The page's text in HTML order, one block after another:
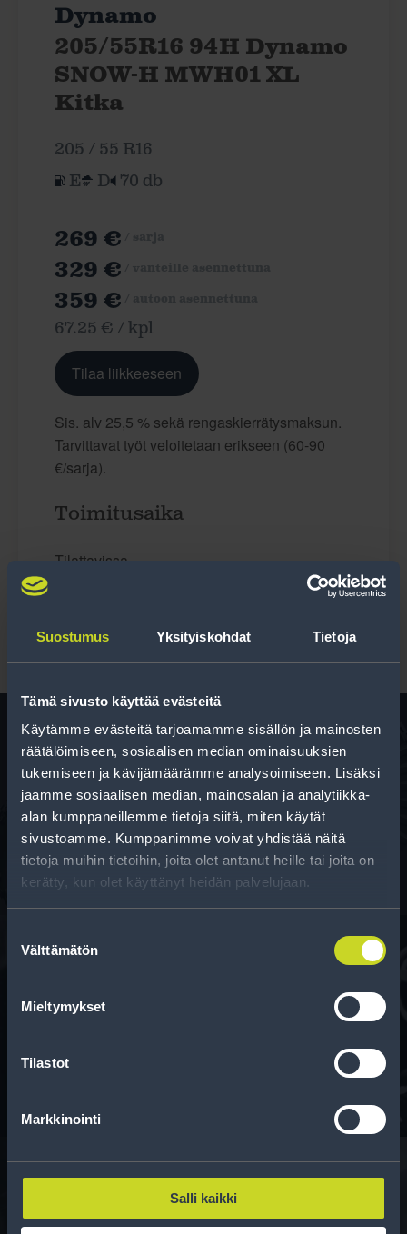
Suostumus Yksityiskohdat Tietoja
Tämä sivusto käyttää evästeitä
Käytämme evästeitä tarjoamamme sisällön ja mainosten
räätälöimiseen, sosiaalisen median ominaisuuksien
tukemiseen ja kävijämäärämme analysoimiseen. Lisäksi
jaamme sosiaalisen median, mainosalan ja analytiikka-
alan kumppaneillemme tietoja siitä, miten käytät
sivustoamme. Kumppanimme voivat yhdistää näitä
tietoja muihin tietoihin, joita olet antanut heille tai joita on
kerätty, kun olet käyttänyt heidän palvelujaan.
valinta
Välttämätön
Mieltymykset
Tilastot
Markkinointi
Salli kaikki
Dynamo
205/55R16 94H Dynamo
SNOW-H MWH01 XL
Kitka
205 / 55 R16
E
D 70 db
269 €
329 €
359 €
67.25 € / kpl
Tilaa liikkeeseen
Sis. alv 25,5 % sekä rengaskierrätysmaksun.
Tarvittavat työt veloitetaan erikseen (60-90
€/sarja).
Toimitusaika
Tilattavissa
Rengas­laskuri
Auttaa sinua valitsemaan oikean kokoisen renkaan,
kun vaihdat rengaskokoa.
Rengasinfo